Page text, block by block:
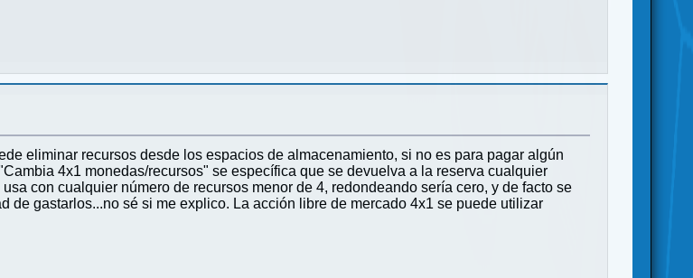
eliminar recursos desde los espacios de almacenamiento, si no es para pagar algún
4x1 monedas/recursos" se específica que se devuelva a la reserva cualquier
con cualquier número de recursos menor de 4, redondeando sería cero, y de facto se
de gastarlos...no sé si me explico. La acción libre de mercado 4x1 se puede utilizar